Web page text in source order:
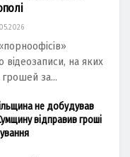
відеозаписи, на яких
за...
не добудував
відправив гроші